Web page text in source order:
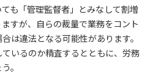
も「管理監督者」とみなして割増
すが、自らの裁量で業務をコント
は違法となる可能性があります。
ているのか精査するとともに、労務
。